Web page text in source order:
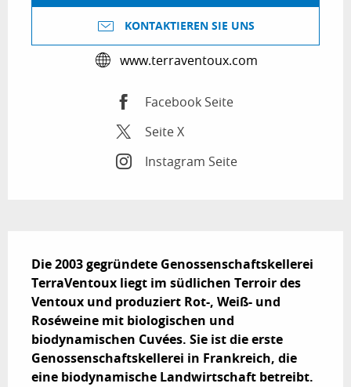
KONTAKTIEREN SIE UNS
www.terraventoux.com
Facebook Seite
Seite X
Instagram Seite
Die 2003 gegründete Genossenschaftskellerei
TerraVentoux liegt im südlichen Terroir des
Ventoux und produziert Rot-, Weiß- und
Roséweine mit biologischen und
biodynamischen Cuvées. Sie ist die erste
Genossenschaftskellerei in Frankreich, die
eine biodynamische Landwirtschaft betreibt.